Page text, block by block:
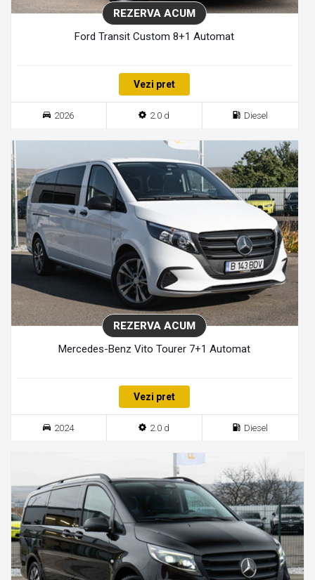
REZERVA ACUM
Ford Transit Custom 8+1 Automat
Vezi pret
2026 2.0 d Diesel
REZERVA ACUM
Mercedes-Benz Vito Tourer 7+1 Automat
Vezi pret
2024 2.0 d Diesel